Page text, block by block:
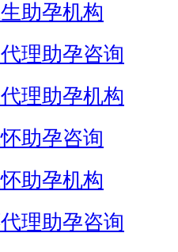
助孕机构
理助孕咨询
理助孕机构
助孕咨询
助孕机构
理助孕咨询